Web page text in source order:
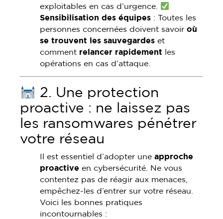
exploitables en cas d’urgence.
Sensibilisation des équipes : Toutes les
personnes concernées doivent savoiroù
se trouvent les sauvegardes et
comment relancer rapidement les
opérations en cas d’attaque.
2. Une protection
proactive : ne laissez pas
les ransomwares pénétrer
votre réseau
Il est essentiel d’adopter uneapproche
proactive en cybersécurité. Ne vous
contentez pas de réagir aux menaces,
empêchez-les d’entrer sur votre réseau.
Voici les bonnes pratiques
incontournables :